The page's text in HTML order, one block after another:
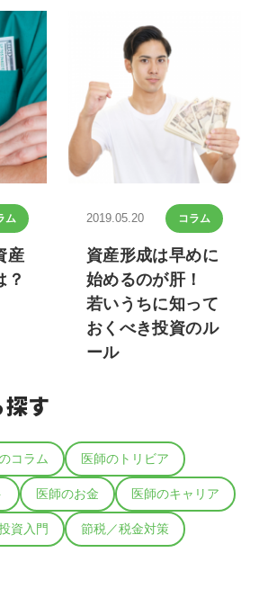
ム
産
？
2019.05.20 コラム
資産形成は早めに
始めるのが肝！
若いうちに知って
おくべき投資のル
ール
す
コラム 医師のトリビア
医師のお金 医師のキャリア
資入門 節税／税金対策